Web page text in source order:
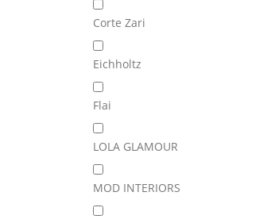
Corte Zari
Eichholtz
Flai
LOLA GLAMOUR
MOD INTERIORS